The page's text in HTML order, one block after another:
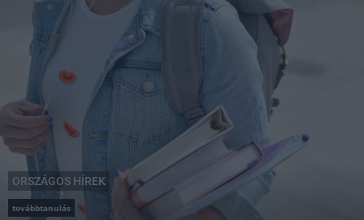
ORSZÁGOS HÍREK
továbbtanulás